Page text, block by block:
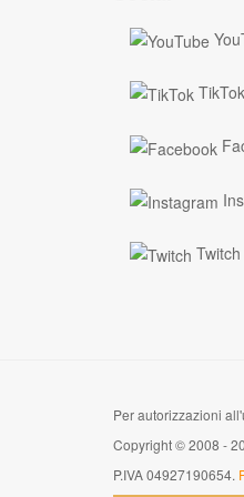
TikTok
Twitch
Per autorizzazioni
Copyright © 2008 -
P.IVA 04927190654.